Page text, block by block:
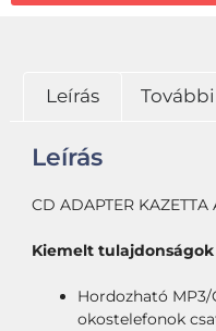
Leírás
Leírás
CD ADAPTER
Kiemelt tulajdonságok
Hordozható
okostelefonok